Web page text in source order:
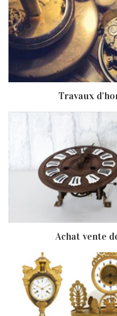
Travaux
Achat vente